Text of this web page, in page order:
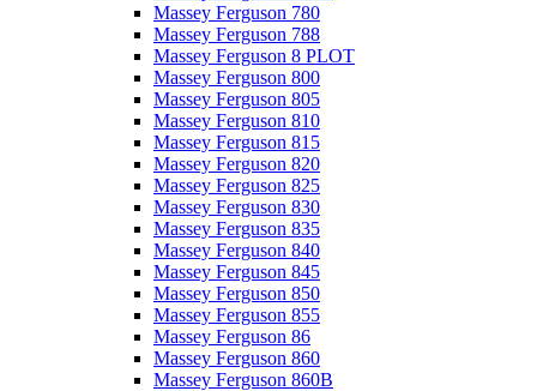
Massey Ferguson 780
Massey Ferguson 788
Massey Ferguson 8 PLOT
Massey Ferguson 800
Massey Ferguson 805
Massey Ferguson 810
Massey Ferguson 815
Massey Ferguson 820
Massey Ferguson 825
Massey Ferguson 830
Massey Ferguson 835
Massey Ferguson 840
Massey Ferguson 845
Massey Ferguson 850
Massey Ferguson 855
Massey Ferguson 86
Massey Ferguson 860
Massey Ferguson 860B